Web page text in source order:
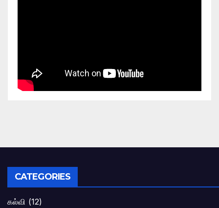
CATEGORIES
கல்வி (12)